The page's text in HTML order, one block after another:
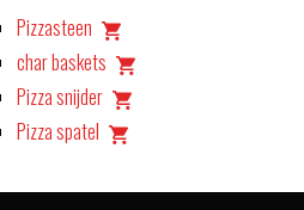
Pizzasteen
char baskets
Pizza snijder
Pizza spatel